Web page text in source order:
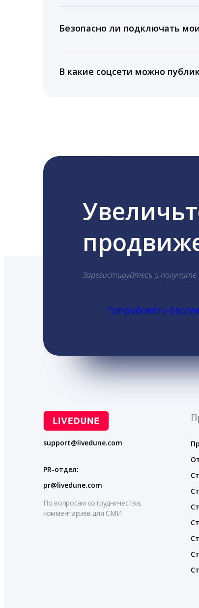
подключении тарифа Блогер. При
5 лет.
Безопасно ли подключать
информацию третьим лицам.
В какие соцсети можно
Зарегистируйтесь и
Попробовать
support@livedune.com
PR-отдел:
pr@livedune.com
По вопросам сотрудничества,
комментариев для СМИ